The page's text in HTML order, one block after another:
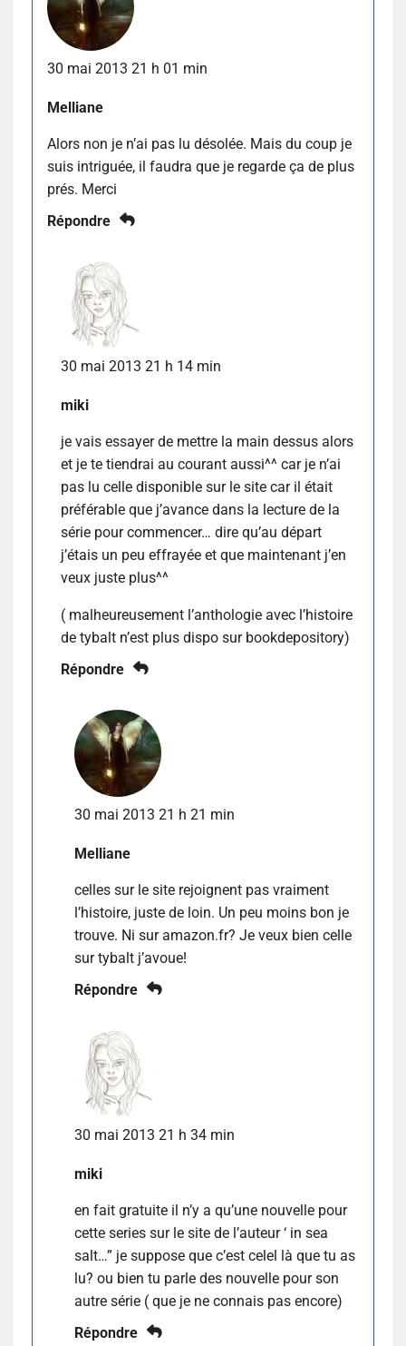
30 mai 2013 21 h 01 min
Melliane
Alors non je n’ai pas lu désolée. Mais du coup je
suis intriguée, il faudra que je regarde ça de plus
prés. Merci
Répondre
30 mai 2013 21 h 14 min
miki
je vais essayer de mettre la main dessus alors
et je te tiendrai au courant aussi^^ car je n’ai
pas lu celle disponible sur le site car il était
préférable que j’avance dans la lecture de la
série pour commencer… dire qu’au départ
j’étais un peu effrayée et que maintenant j’en
veux juste plus^^
( malheureusement l’anthologie avec l’histoire
de tybalt n’est plus dispo sur bookdepository)
Répondre
30 mai 2013 21 h 21 min
Melliane
celles sur le site rejoignent pas vraiment
l’histoire, juste de loin. Un peu moins bon je
trouve. Ni sur amazon.fr? Je veux bien celle
sur tybalt j’avoue!
Répondre
30 mai 2013 21 h 34 min
miki
en fait gratuite il n’y a qu’une nouvelle pour
cette series sur le site de l’auteur ‘ in sea
salt…” je suppose que c’est celel là que tu as
lu? ou bien tu parle des nouvelle pour son
autre série ( que je ne connais pas encore)
Répondre